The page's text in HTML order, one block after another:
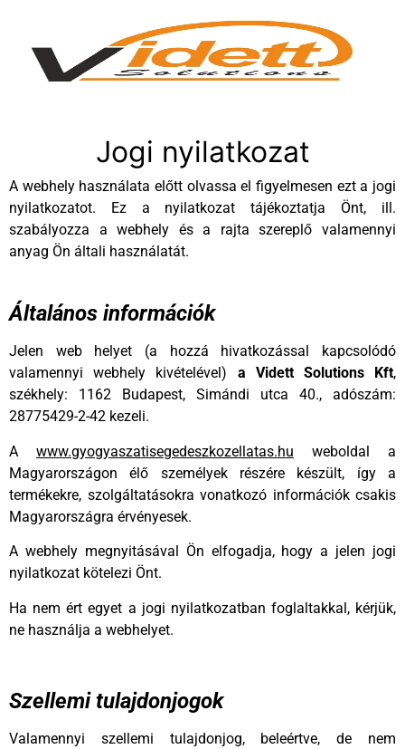
Jogi nyilatkozat
A webhely használata előtt olvassa el figyelmesen ezt a jogi
nyilatkozatot. Ez a nyilatkozat tájékoztatja Önt, ill.
szabályozza a webhely és a rajta szereplő valamennyi
anyag Ön általi használatát.
Általános információk
Jelen web helyet (a hozzá hivatkozással kapcsolódó
valamennyi webhely kivételével) a Vidett Solutions Kft,
székhely: 1162 Budapest, Simándi utca 40., adószám:
28775429-2-42 kezeli.
A www.gyogyaszatisegedeszkozellatas.hu weboldal a
Magyarországon élő személyek részére készült, így a
termékekre, szolgáltatásokra vonatkozó információk csakis
Magyarországra érvényesek.
A webhely megnyitásával Ön elfogadja, hogy a jelen jogi
nyilatkozat kötelezi Önt.
Ha nem ért egyet a jogi nyilatkozatban foglaltakkal, kérjük,
ne használja a webhelyet.
Szellemi tulajdonjogok
Valamennyi szellemi tulajdonjog, beleértve, de nem